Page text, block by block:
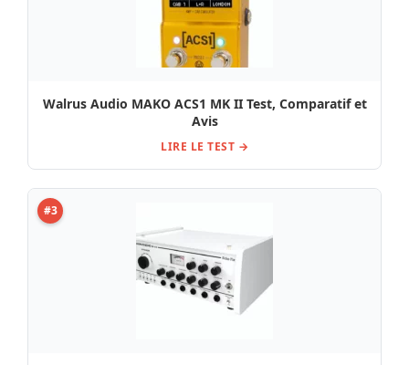
Walrus Audio MAKO ACS1 MK II Test, Comparatif et
Avis
LIRE LE TEST →
#3